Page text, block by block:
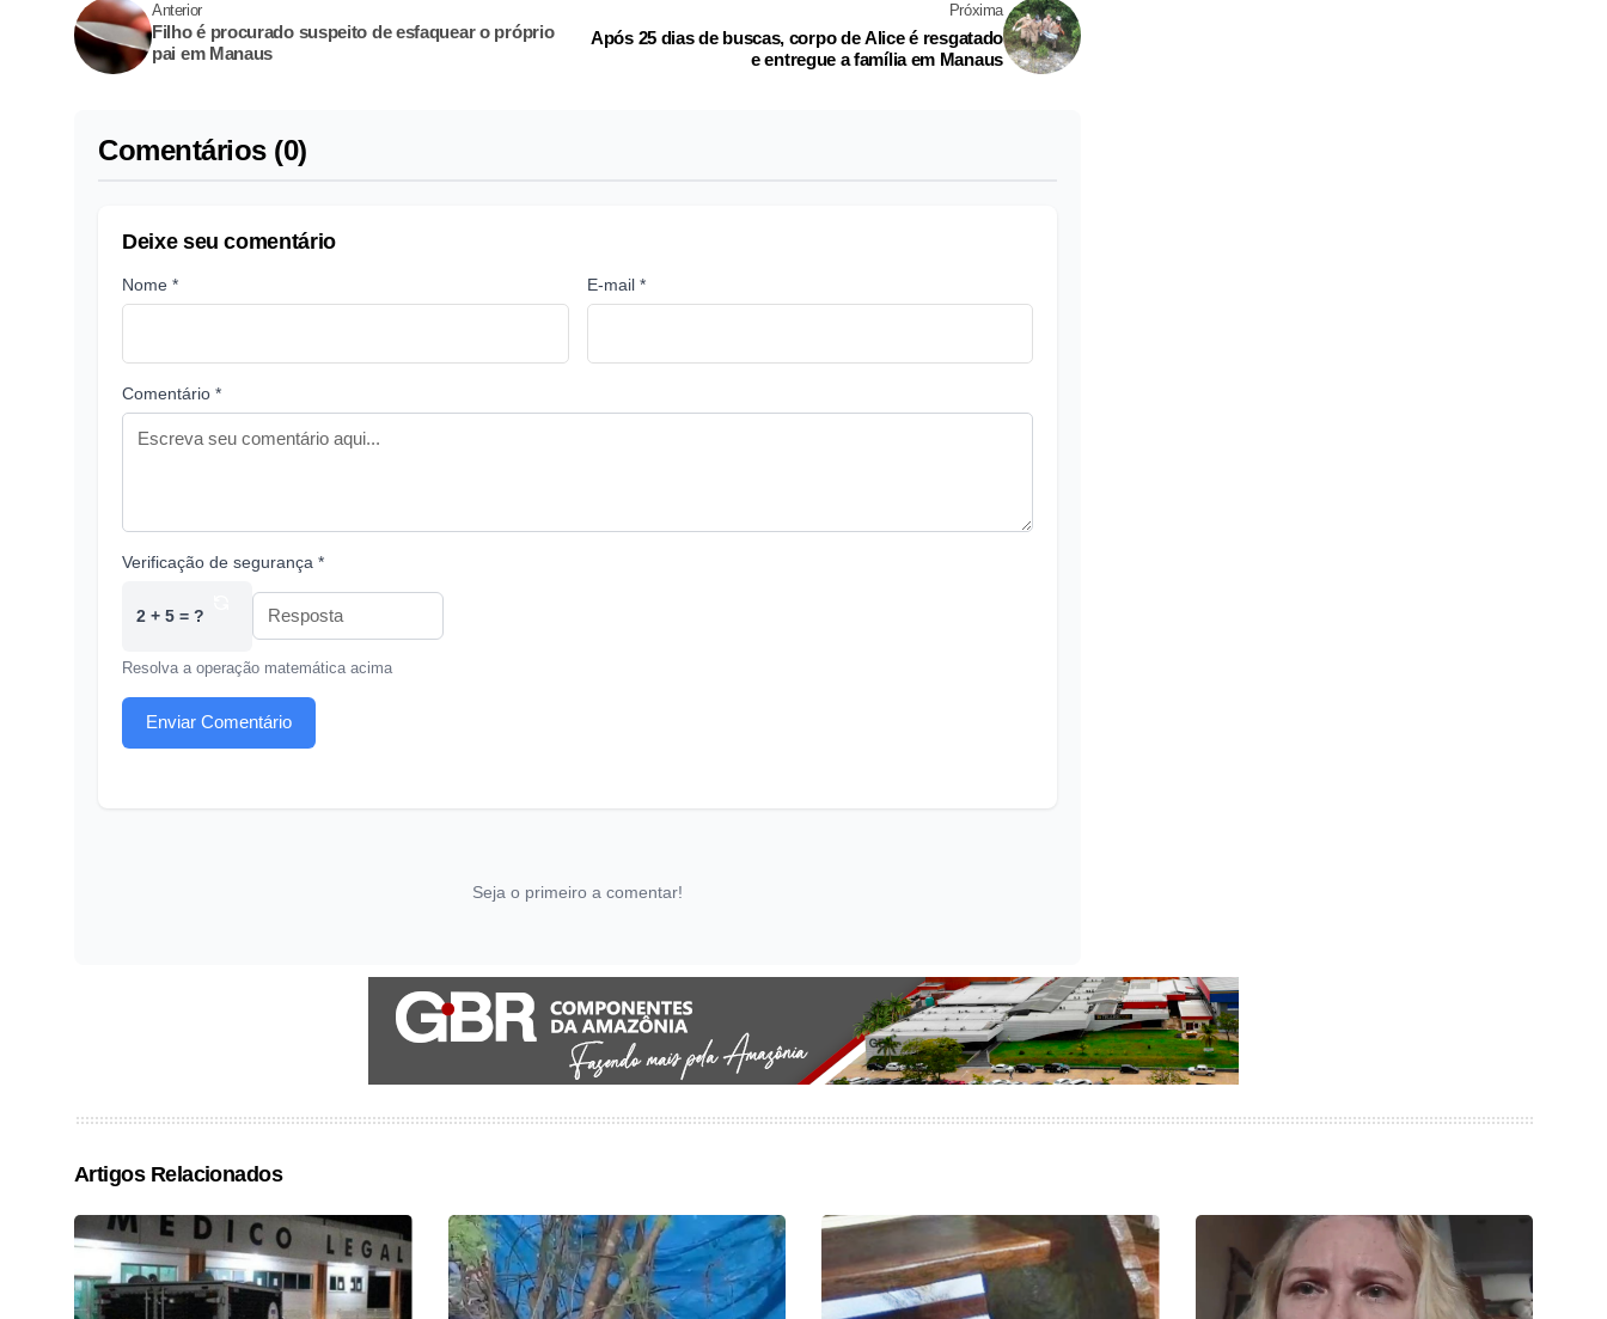
Anterior
Filho é procurado suspeito de esfaquear o próprio
pai em Manaus
Próxima
Após 25 dias de buscas, corpo de Alice é resgatado
e entregue a família em Manaus
Comentários (0)
Deixe seu comentário
Nome * E-mail *
Comentário *
Verificação de segurança *
2 + 5 = ?
Resolva a operação matemática acima
Enviar Comentário
Seja o primeiro a comentar!
Artigos Relacionados